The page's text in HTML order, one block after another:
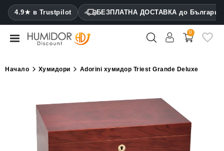
4.9★ в Trustpilot БЕЗПЛАТНА ДОСТАВКА до България
CATEGORY
Хумидори
0
Начало Хумидори Adorini хумидор Triest Grande Deluxe